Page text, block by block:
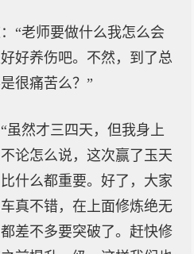
“老师要做什么我怎么会
好养伤吧。不然，到了总
很痛苦么？”
虽然才三四天，但我身上
论怎么说，这次赢了玉天
什么都重要。好了，大家
真不错，在上面修炼绝无
差不多要突破了。赶快修